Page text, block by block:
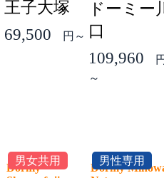
王子大塚
69,500
円～
ドーミー
口
109,960
～
男女共用
Dormy
男性専用
Dormy